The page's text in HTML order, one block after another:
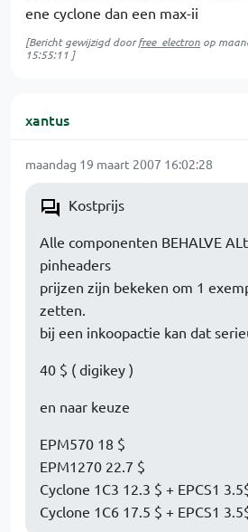
ene cyclone dan een max-ii
[Bericht gewijzigd doorfree_electron op
15:55:11 ]
xantus
maandag 19 maart 2007 16:02:28
Kostprijs
Alle componenten BEHALVE
pinheaders
prijzen zijn bekeken om 1
zetten.
bij een inkoopactie kan dat
40 $ ( digikey )
en naar keuze
EPM570 18 $
EPM1270 22.7 $
Cyclone 1C3 12.3 $ + EPCS1
Cyclone 1C6 17.5 $ + EPCS1